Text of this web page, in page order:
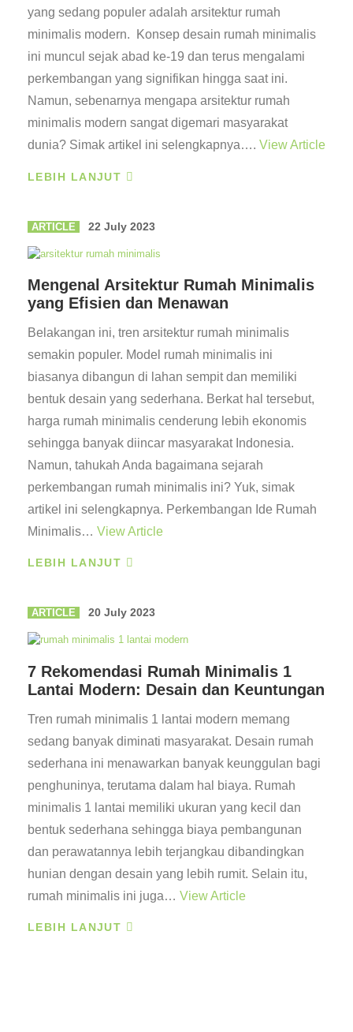
yang sedang populer adalah arsitektur rumah
minimalis modern. Konsep desain rumah minimalis
ini muncul sejak abad ke-19 dan terus mengalami
perkembangan yang signifikan hingga saat ini.
Namun, sebenarnya mengapa arsitektur rumah
minimalis modern sangat digemari masyarakat
dunia? Simak artikel ini selengkapnya…. View Article
LEBIH LANJUT
ARTICLE 22 July 2023
Mengenal Arsitektur Rumah Minimalis
yang Efisien dan Menawan
Belakangan ini, tren arsitektur rumah minimalis
semakin populer. Model rumah minimalis ini
biasanya dibangun di lahan sempit dan memiliki
bentuk desain yang sederhana. Berkat hal tersebut,
harga rumah minimalis cenderung lebih ekonomis
sehingga banyak diincar masyarakat Indonesia.
Namun, tahukah Anda bagaimana sejarah
perkembangan rumah minimalis ini? Yuk, simak
artikel ini selengkapnya. Perkembangan Ide Rumah
Minimalis… View Article
LEBIH LANJUT
ARTICLE 20 July 2023
7 Rekomendasi Rumah Minimalis 1
Lantai Modern: Desain dan Keuntungan
Tren rumah minimalis 1 lantai modern memang
sedang banyak diminati masyarakat. Desain rumah
sederhana ini menawarkan banyak keunggulan bagi
penghuninya, terutama dalam hal biaya. Rumah
minimalis 1 lantai memiliki ukuran yang kecil dan
bentuk sederhana sehingga biaya pembangunan
dan perawatannya lebih terjangkau dibandingkan
hunian dengan desain yang lebih rumit. Selain itu,
rumah minimalis ini juga… View Article
LEBIH LANJUT